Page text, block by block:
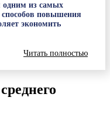
одним из самых
повышения
экономить
Читать полностью